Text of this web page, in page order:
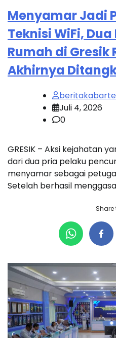
Menyamar Jadi
Teknisi WiFi,
Rumah di Gresik
Akhirnya
Juli 4, 2026
0
GRESIK – Aksi kejahatan
dari dua pria pelaku
menyamar sebagai
Setelah berhasil
Share